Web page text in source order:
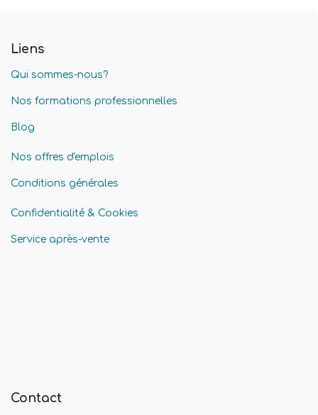
Liens
Qui sommes-nous?
Nos formations professionnelles
Blog
Nos offres d'emplois
Conditions générales
Confidentialité & Cookies
Service après-vente
Contact